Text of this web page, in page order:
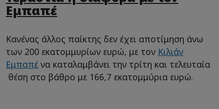
Εμπαπέ
Κανένας άλλος παίκτης δεν έχει αποτίμηση άνω
των 200 εκατομμυρίων ευρώ, με τον Κιλιάν
Εμπαπέ να καταλαμβάνει την τρίτη και τελευταία
θέση στο βάθρο με 166,7 εκατομμύρια ευρώ.